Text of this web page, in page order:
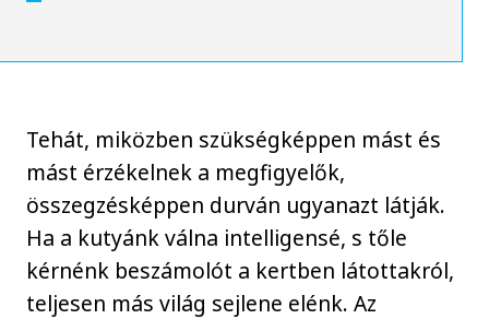
Tehát, miközben szükségképpen mást és
mást érzékelnek a megfigyelők,
összegzésképpen durván ugyanazt látják.
Ha a kutyánk válna intelligensé, s tőle
kérnénk beszámolót a kertben látottakról,
teljesen más világ sejlene elénk. Az